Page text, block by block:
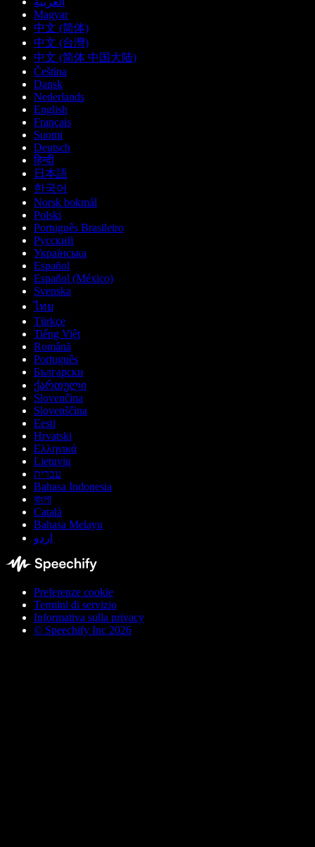
Magyar
中文 (简体)
中文 (台灣)
中文 (简体 中国大陆)
Čeština
Dansk
Nederlands
English
Français
Suomi
Deutsch
हिन्दी
日本語
한국어
Norsk bokmål
Polski
Português Brasileiro
Русский
Українська
Español
Español (México)
Svenska
ไทย
Türkçe
Tiếng Việt
Română
Português
Български
ქართული
Slovenčina
Slovenščina
Eesti
Hrvatski
Ελληνικά
Lietuvių
עברית
Bahasa Indonesia
বাংলা
Català
Bahasa Melayu
اردو
Preferenze cookie
Termini di servizio
Informativa sulla privacy
© Speechify Inc 2026